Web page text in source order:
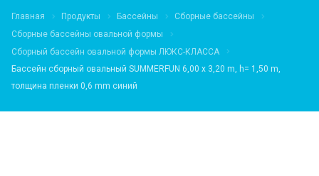
Главная Продукты Бассейны
Сборные бассейны
Сборные бассейны овальной формы
Сборный бассейн овальной формы ЛЮКС-КЛАССА
Бассейн сборный овальный SUMMERFUN 6,00 x 3,20 m, h= 1,50 m,
толщина пленки 0,6 mm синий